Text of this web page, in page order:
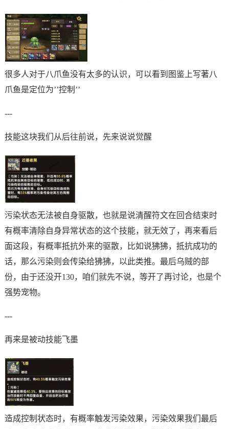
很多人对于八爪鱼没有太多的认识，可以看到图鉴上写著八
爪鱼是定位为’’控制’’
---
技能这块我们从后往前说，先来说说觉醒
污染状态无法被自身驱散，也就是说清醒符文在回合结束时
有概率清除自身异常状态的这个技能，就无效了，再来看后
面这段，有概率抵抗外来的驱散，比如说狒狒，抵抗成功的
话，那么污染则会传染给狒狒，以此类推。最后乌贼的部
份，由于还没开130，咱们就先不说，等开了再讨论，也是个
强势宠物。
---
再来是被动技能飞墨
造成控制状态时，有概率触发污染效果，污染效果我们最后